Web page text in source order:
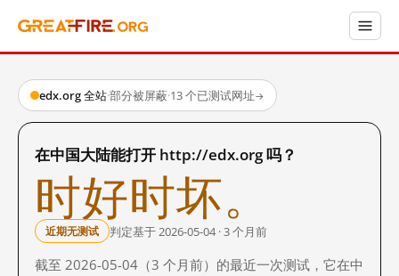
edx.org 全站·部分被屏蔽·13 个已测试网址→
在中国大陆能打开 http://edx.org 吗？
时好时坏。
近期无测试 判定基于 2026-05-04 · 3 个月前
截至 2026-05-04（3 个月前）的最近一次测试，它在中